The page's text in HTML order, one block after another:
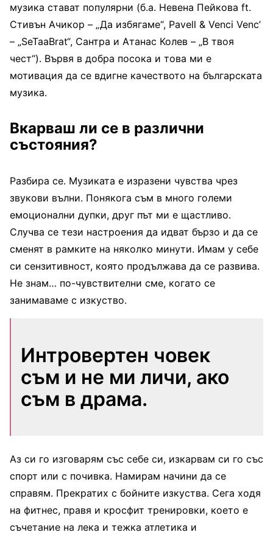
музика стават популярни (б.а. Невена Пейкова ft.
Стивън Ачикор – „Да избягаме“, Pavell & Venci Venc’
– „SeTaaBrat“, Сантра и Атанас Колев – „В твоя
чест“). Вървя в добра посока и това ми е
мотивация да се вдигне качеството на българската
музика.
Вкарваш ли се в различни
състояния?
Разбира се. Музиката е изразени чувства чрез
звукови вълни. Понякога съм в много големи
емоционални дупки, друг път ми е щастливо.
Случва се тези настроения да идват бързо и да се
сменят в рамките на няколко минути. Имам у себе
си сензитивност, която продължава да се развива.
Не знам… по-чувствителни сме, когато се
занимаваме с изкуство.
Интровертен човек
съм и не ми личи, ако
съм в драма.
Аз си го изговарям със себе си, изкарвам си го със
спорт или с почивка. Намирам начини да се
справям. Прекратих с бойните изкуства. Сега ходя
на фитнес, правя и кросфит тренировки, което е
съчетание на лека и тежка атлетика и